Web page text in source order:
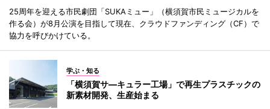
25周年を迎える市民劇団「SUKAミュー」（横須賀市民ミュージカルを
作る会）が8月公演を目指して現在、クラウドファンディング（CF）で
協力を呼びかけている。
学ぶ・知る
「横須賀サ―キュラー工場」で再生プラスチックの
新素材開発、生産始まる